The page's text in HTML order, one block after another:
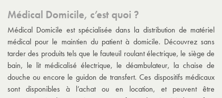
Médical Domicile, c’est quoi ?
Médical Domicile est spécialisée dans la distribution de matériel
médical pour le maintien du patient à domicile. Découvrez sans
tarder des produits tels que le fauteuil roulant électrique, le siège de
bain, le lit médicalisé électrique, le déambulateur, la chaise de
douche ou encore le guidon de transfert. Ces dispositifs médicaux
sont disponibles à l’achat ou en location, et peuvent être